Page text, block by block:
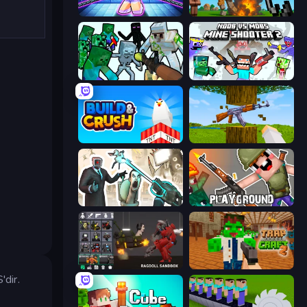
Mini Mine Noob Fuse
Mine Shooter 2: Noob vs Mobs
Build and Crush Mine Shooter 3D
Skibidi Toilets: Infection Playground
Last Play: Ragdoll Sandbox Trap Craft 2